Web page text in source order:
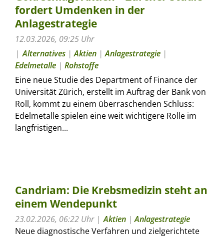
fordert Umdenken in der
Anlagestrategie
12.03.2026, 09:25 Uhr
Alternatives |Aktien |Anlagestrategie |
Edelmetalle | Rohstoffe
Eine neue Studie des Department of Finance der
Universität Zürich, erstellt im Auftrag der Bank von
Roll, kommt zu einem überraschenden Schluss:
Edelmetalle spielen eine weit wichtigere Rolle im
langfristigen...
Candriam: Die Krebsmedizin steht an
einem Wendepunkt
23.02.2026, 06:22 Uhr Aktien |Anlagestrategie
Neue diagnostische Verfahren und zielgerichtete